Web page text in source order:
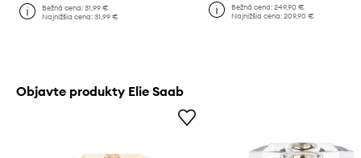
Bežná cena:31,99 €
Najnižšia cena:31,99 €
Bežná cena: 249,90 €
Najnižšia cena: 209,90 €
Objavte produkty Elie Saab